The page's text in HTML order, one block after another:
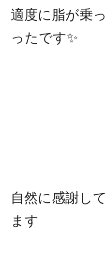
適度に脂が乗
ったです✨
自然に感謝し
ます